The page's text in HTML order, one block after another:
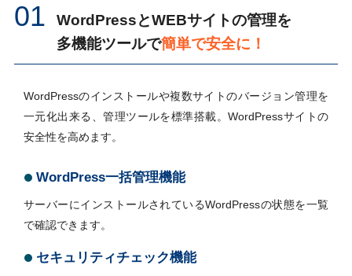
01
WordPressとWEBサイトの管理を
多機能ツールで簡単で安全に！
WordPressのインストールや複数サイトのバージョン管理を
一元化出来る、管理ツールを標準搭載。WordPressサイトの
安全性を高めます。
WordPress一括管理機能
サーバーにインストールされているWordPressの状態を一覧
で確認できます。
セキュリティチェック機能